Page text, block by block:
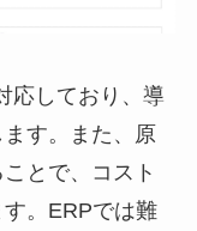
応しており、導
す。また、原
とで、コスト
。ERPでは難